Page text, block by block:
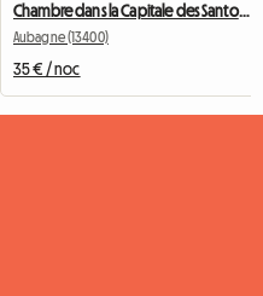
Chambre dans la Capitale des Santons
Aubagne (13400)
35 € / noc